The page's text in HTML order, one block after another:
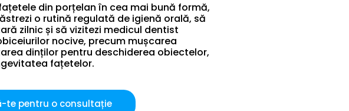
din porțelan în cea mai bună formă,
o rutină regulată de igienă orală, să
zilnic și să vizitezi medicul dentist
nocive, precum mușcarea
dinților pentru deschiderea obiectelor,
fațetelor.
te pentru o consultație